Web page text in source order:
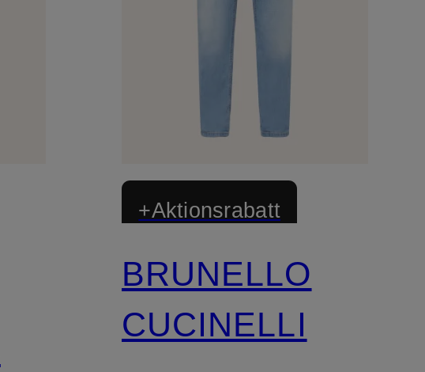
+Aktionsrabatt
BRUNELLO
CUCINELLI